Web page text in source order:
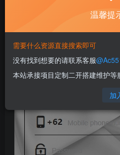
温馨提
需要什么资源直接搜索即可
没有找到想要的请联系客服
本站承接项目定制二开搭建维护等
加